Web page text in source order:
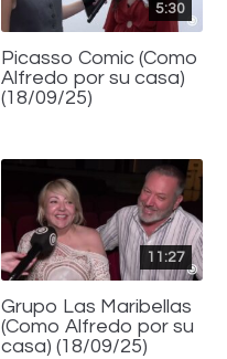
5:30
Picasso Comic (Como
Alfredo por su casa)
(18/09/25)
11:27
Grupo Las Maribellas
(Como Alfredo por su
casa) (18/09/25)